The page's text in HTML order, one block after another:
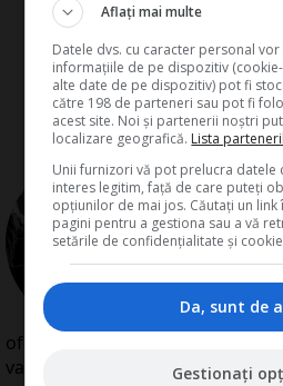
de
Redactia
autori cu
domenii
fiscalitate.
creeze
oferim solutii utile pentru orice
va confruntati.
Aflați mai multe
Datele dvs. cu caracter personal
informațiile de pe dispozitiv
alte date de pe dispozitiv) pot fi
către 198 de parteneri sau pot fi
acest site. Noi și partenerii noștri
localizare geografică. Lista
Unii furnizori vă pot prelucra datele
interes legitim, față de care puteți
opțiunilor de mai jos. Căutați un link
pagini pentru a gestiona sau a vă
setările de confidențialitate și
Da, sunt de
Gestionați